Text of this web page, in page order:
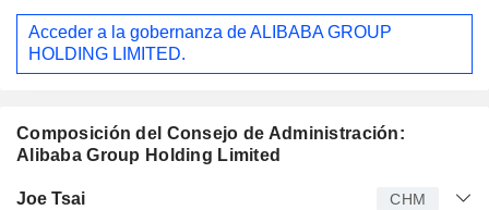
Acceder a la gobernanza de ALIBABA GROUP
HOLDING LIMITED.
Composición del Consejo de Administración:
Alibaba Group Holding Limited
Administrador
Joe Tsai CHM